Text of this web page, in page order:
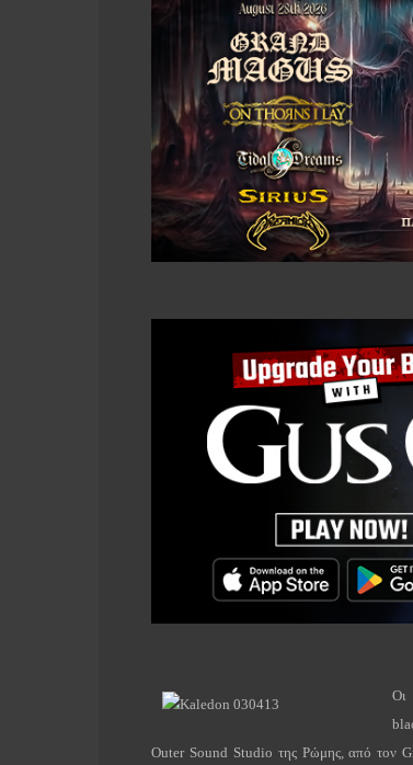
Οι
Outer Sound Studio της Ρώμης, από τον